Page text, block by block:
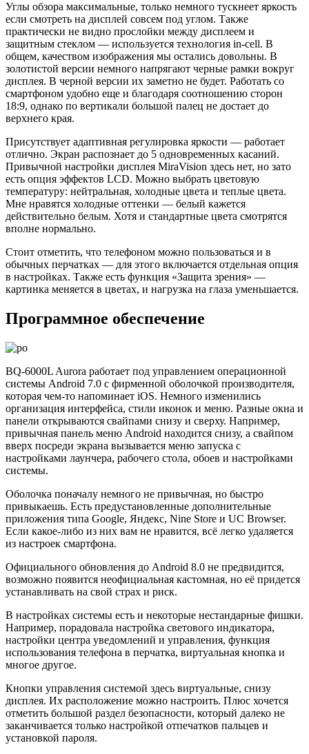
Углы обзора максимальные, только немного тускнеет яркость
если смотреть на дисплей совсем под углом. Также
практически не видно прослойки между дисплеем и
защитным стеклом — используется технология in-cell. В
общем, качеством изображения мы остались довольны. В
золотистой версии немного напрягают черные рамки вокруг
дисплея. В черной версии их заметно не будет. Работать со
смартфоном удобно еще и благодаря соотношению сторон
18:9, однако по вертикали большой палец не достает до
верхнего края.
Присутствует адаптивная регулировка яркости — работает
отлично. Экран распознает до 5 одновременных касаний.
Привычной настройки дисплея MiraVision здесь нет, но зато
есть опция эффектов LCD. Можно выбрать цветовую
температуру: нейтральная, холодные цвета и теплые цвета.
Мне нравятся холодные оттенки — белый кажется
действительно белым. Хотя и стандартные цвета смотрятся
вполне нормально.
Стоит отметить, что телефоном можно пользоваться и в
обычных перчатках — для этого включается отдельная опция
в настройках. Также есть функция «Защита зрения» —
картинка меняется в цветах, и нагрузка на глаза уменьшается.
Программное обеспечение
BQ-6000L Aurora работает под управлением операционной
системы Android 7.0 с фирменной оболочкой производителя,
которая чем-то напоминает iOS. Немного изменились
организация интерфейса, стили иконок и меню. Разные окна и
панели открываются свайпами снизу и сверху. Например,
привычная панель меню Android находится снизу, а свайпом
вверх посреди экрана вызывается меню запуска с
настройками лаунчера, рабочего стола, обоев и настройками
системы.
Оболочка поначалу немного не привычная, но быстро
привыкаешь. Есть предустановленные дополнительные
приложения типа Google, Яндекс, Nine Store и UC Browser.
Если какое-либо из них вам не нравится, всё легко удаляется
из настроек смартфона.
Официального обновления до Android 8.0 не предвидится,
возможно появится неофициальная кастомная, но её придется
устанавливать на свой страх и риск.
В настройках системы есть и некоторые нестандарные фишки.
Например, порадовала настройка светового индикатора,
настройки центра уведомлений и управления, функция
использования телефона в перчатка, виртуальная кнопка и
многое другое.
Кнопки управления системой здесь виртуальные, снизу
дисплея. Их расположение можно настроить. Плюс хочется
отметить большой раздел безопасности, который далеко не
заканчивается только настройкой отпечатков пальцев и
установкой пароля.